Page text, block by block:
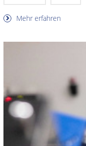
Mehr erfahren